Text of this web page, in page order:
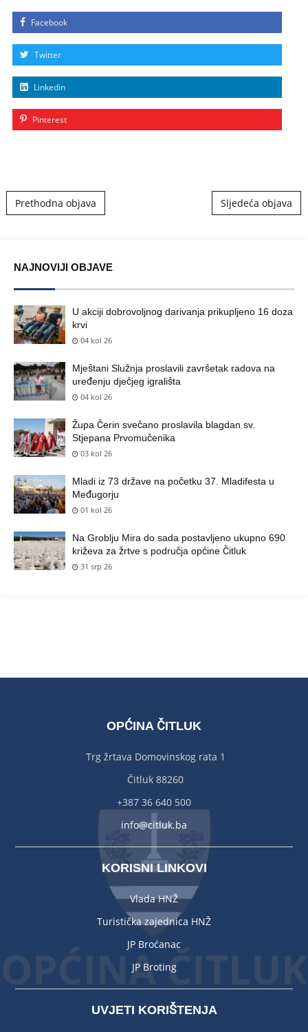
Facebook
Twitter
Linkedin
Pinterest
Post navigation
Prethodna objava Sljedeća objava
NAJNOVIJI OBJAVE
U akciji dobrovoljnog darivanja prikupljeno 16 doza
krvi
04 kol 26
Mještani Služnja proslavili završetak radova na
uređenju dječjeg igrališta
04 kol 26
Župa Čerin svečano proslavila blagdan sv.
Stjepana Prvomučenika
03 kol 26
Mladi iz 73 države na početku 37. Mladifesta u
Međugorju
01 kol 26
Na Groblju Mira do sada postavljeno ukupno 690
križeva za žrtve s područja općine Čitluk
31 srp 26
OPĆINA ČITLUK
Trg žrtava Domovinskog rata 1
Čitluk 88260
+387 36 640 500
info@citluk.ba
KORISNI LINKOVI
Vlada HNŽ
Turistička zajednica HNŽ
JP Broćanac
JP Broting
UVJETI KORIŠTENJA